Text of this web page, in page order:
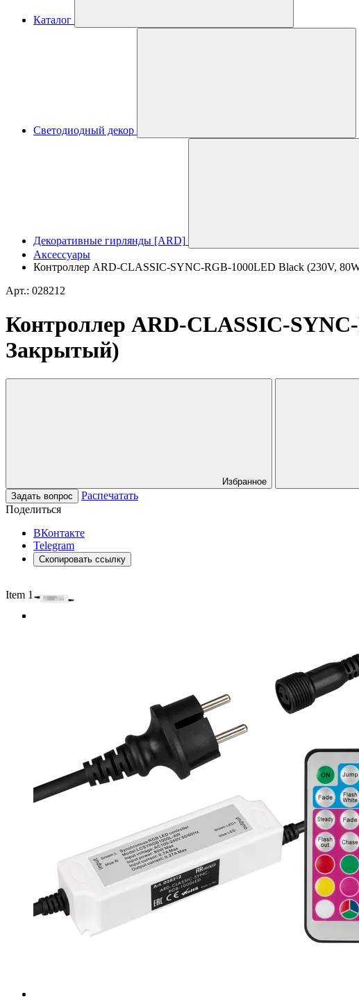
Каталог
Светодиодный декор
Декоративные гирлянды [ARD]
Аксессуары
Контроллер ARD-CLASSIC-SYNC-RGB-1000LED Black (230V,
Арт.: 028212
Контроллер ARD-CLASSIC-
Закрытый)
Избранное
Задать вопрос
Распечатать
Поделиться
ВКонтакте
Telegram
Скопировать ссылку
Item 1 of 3